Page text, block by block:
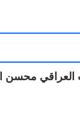
إمام مسجد في
محسن